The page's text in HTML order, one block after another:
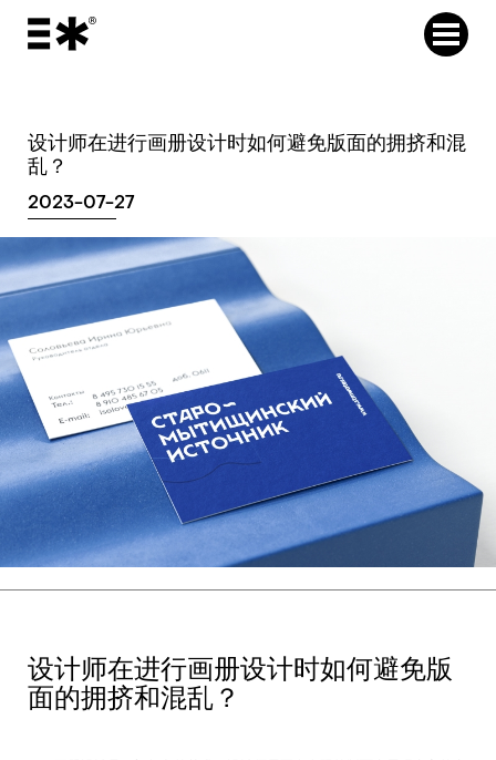
设计师在进行画册设计时如何避免版面的拥挤和混
乱？
2023-07-27
设计师在进行画册设计时如何避免版
面的拥挤和混乱？